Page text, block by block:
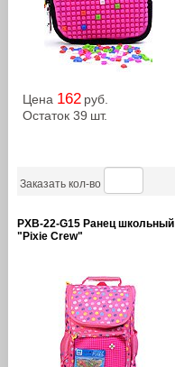
Цена 162 руб.
Остаток 39 шт.
Заказать кол-во
PXB-22-G15 Ранец школьный
"Pixie Crew"